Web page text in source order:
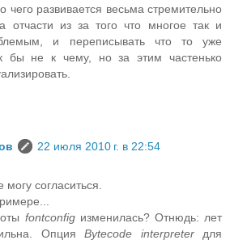
чего развивается весьма стремительно
отчасти из за того что многое так и
и переписывать что то уже
бы не к чему, но за этим частенько
22 июля 2010 г. в 22:54
согласиться.
fontconfigизменилась? Отнюдь: лет
Опция Bytecode interpreterдля